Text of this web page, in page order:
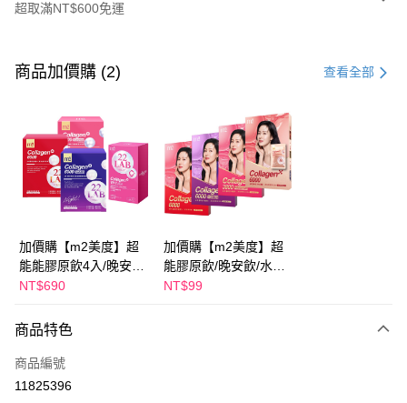
超取滿NT$600免運
信用卡一次付款
LINE Pay
Apple Pay
街口支付
悠遊付
Google Pay
AFTEE先享後付
相關說明
【關於「AFTEE先享後付」】
ATM付款
商品加價購 (2) 查看全部
加價購【m2美度】超
能能膠原飲4入/晚安飲
4入/水光飲4入/新生飲
盒)
NT$690
加價購【m2美度】超
能膠原飲/晚安飲/水光
飲/新生飲-孫藝珍推薦
NT$99
商品特色
商品編號
11825396